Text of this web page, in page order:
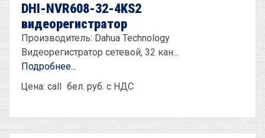
DHI-NVR608-32-4KS2
видеорегистратор
Производитель: Dahua Technology
Видеорегистратор сетевой, 32 кан...
Подробнее...
Цена: call бел. руб. с НДС